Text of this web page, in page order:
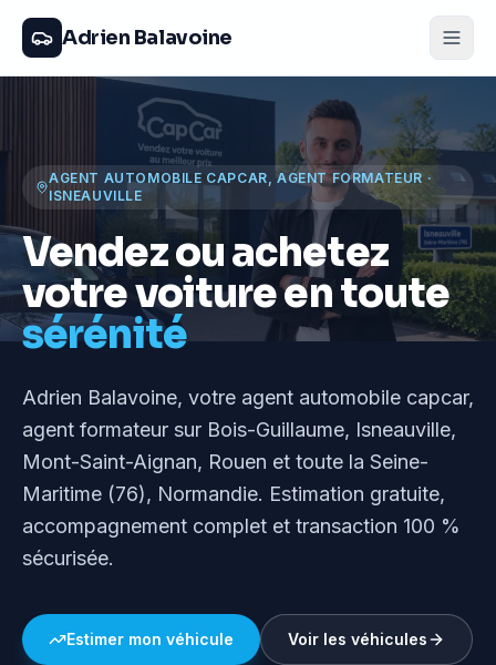
Adrien Balavoine
AGENT AUTOMOBILE CAPCAR, AGENT FORMATEUR ·
ISNEAUVILLE
Vendez ou achetez
votre voiture en toute
sérénité
Adrien Balavoine, votre agent automobile capcar,
agent formateur sur Bois-Guillaume, Isneauville,
Mont-Saint-Aignan, Rouen et toute la Seine-
Maritime (76), Normandie. Estimation gratuite,
accompagnement complet et transaction 100 %
sécurisée.
Estimer mon véhicule Voir les véhicules